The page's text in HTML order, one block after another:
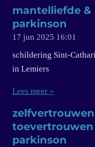
mantelliefde &
parkinson
17 jun 2025 16:01
schildering Sint-
in Lemiers
Lees meer »
parkinson